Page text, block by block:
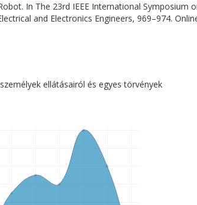
In The 23rd IEEE International Symposium
and Electronics Engineers, 969–974.
ellátásairól és egyes törvények